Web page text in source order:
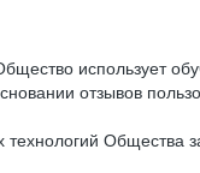
использует
отзывов
Общества